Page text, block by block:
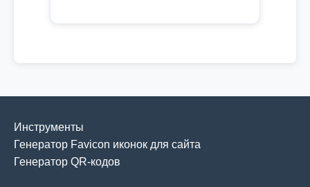
Инструменты
Генератор Favicon иконок для сайта
Генератор QR-кодов